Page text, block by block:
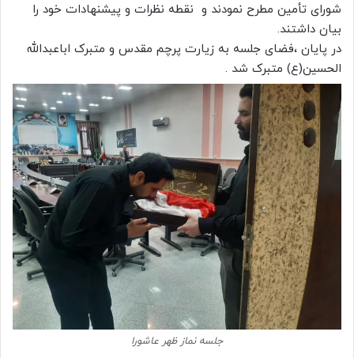
شورای تأمین مطرح نمودند و نقطه نظرات و پیشنهادات خود را
بیان داشتند.
در پایان ،فضای جلسه به زیارت پرچم مقدس و متبرک اباعبدالله
الحسین(ع) متبرک شد .
جلسه نماز ظهر عاشورا